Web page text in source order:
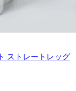
ストレートレッグ